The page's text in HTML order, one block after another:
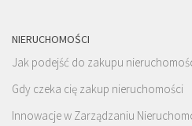
NIERUCHOMOŚCI
Jak podejść do zakupu
Gdy czeka cię zakup nieruchomości
Innowacje w Zarządzaniu